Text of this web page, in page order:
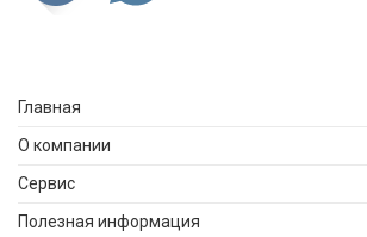
Главная
О компании
Сервис
Полезная информация